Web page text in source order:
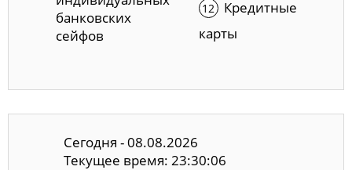
банковских
сейфов
Кредитные
карты
Сегодня - 08.08.2026
Текущее время: 23:30:07